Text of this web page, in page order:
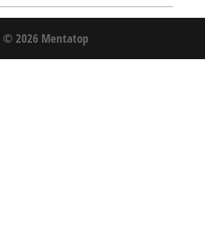
© 2026 Mentatop